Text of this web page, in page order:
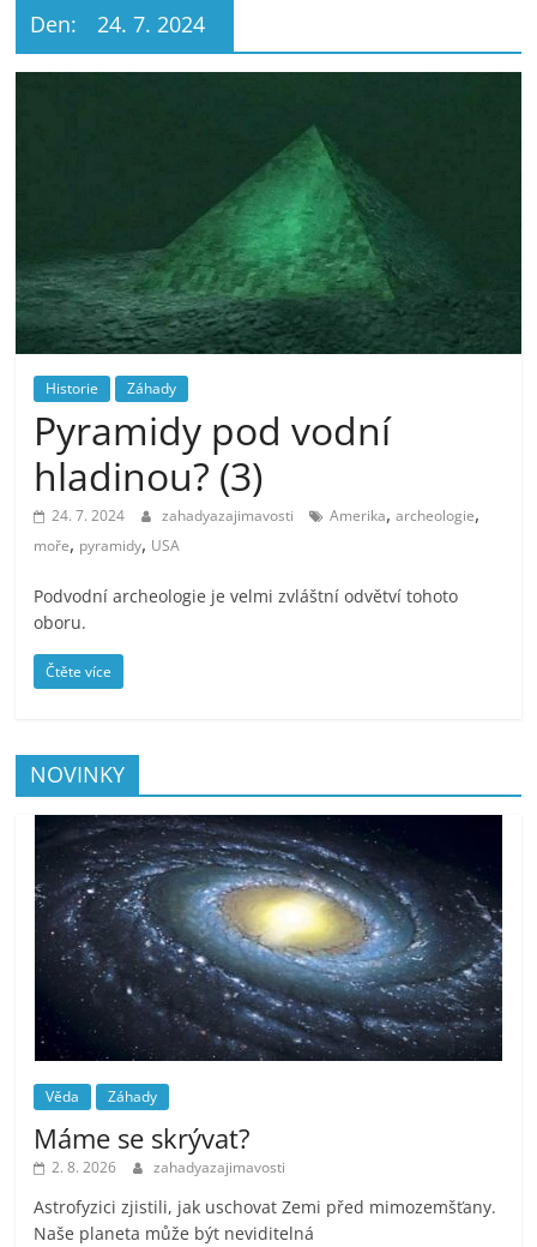
Den: 24. 7. 2024
Historie Záhady
Pyramidy pod vodní
hladinou? (3)
24. 7. 2024 zahadyazajimavosti Amerika,archeologie,
moře, pyramidy, USA
Podvodní archeologie je velmi zvláštní odvětví tohoto
oboru.
Čtěte více
NOVINKY
Věda Záhady
Máme se skrývat?
2. 8. 2026 zahadyazajimavosti
Astrofyzici zjistili, jak uschovat Zemi před mimozemšťany.
Naše planeta může být neviditelná